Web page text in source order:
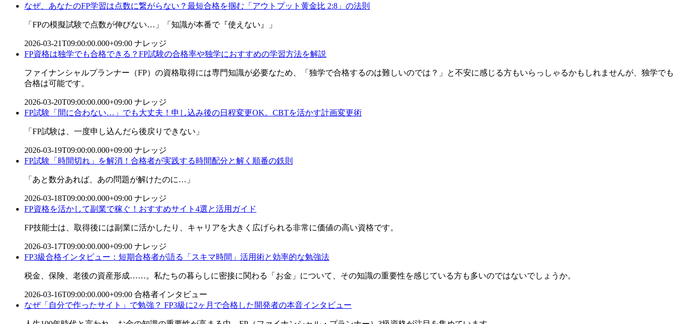
なぜ、あなたのFP学習は点数に繋がらない？最短合格を掴む「アウトプット黄金比 2:8」の法則
「FPの模擬試験で点数が伸びない…」「知識が本番で『使えない』」
2026-03-21T09:00:00.000+09:00 ナレッジ
FP資格は独学でも合格できる？FP試験の合格率や独学におすすめの学習方法を解説
ファイナンシャルプランナー（FP）の資格取得には専門知識が必要なため、「独学で合格するのは難しいのでは？」と不安に感じる方もいらっしゃるかもしれませんが、独学でも
合格は可能です。
2026-03-20T09:00:00.000+09:00 ナレッジ
FP試験「間に合わない…」でも大丈夫！申し込み後の日程変更OK。CBTを活かす計画変更術
「FP試験は、一度申し込んだら後戻りできない」
2026-03-19T09:00:00.000+09:00 ナレッジ
FP試験「時間切れ」を解消！合格者が実践する時間配分と解く順番の鉄則
「あと数分あれば、あの問題が解けたのに…」
2026-03-18T09:00:00.000+09:00 ナレッジ
FP資格を活かして副業で稼ぐ！おすすめサイト4選と活用ガイド
FP技能士は、取得後には副業に活かしたり、キャリアを大きく広げられる非常に価値の高い資格です。
2026-03-17T09:00:00.000+09:00 ナレッジ
FP3級合格インタビュー：短期合格者が語る「スキマ時間」活用術と効率的な勉強法
税金、保険、老後の資産形成……。私たちの暮らしに密接に関わる「お金」について、その知識の重要性を感じている方も多いのではないでしょうか。
2026-03-16T09:00:00.000+09:00 合格者インタビュー
なぜ「自分で作ったサイト」で勉強？ FP3級に2ヶ月で合格した開発者の本音インタビュー